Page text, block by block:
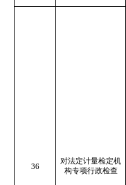
36
对法定计量检定机
构专项行政检查